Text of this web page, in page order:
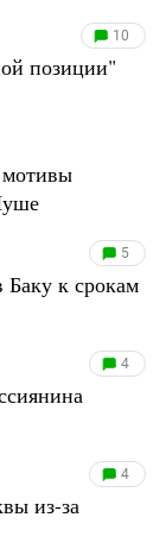
10
позиции"
мотивы
5
Баку к срокам
4
4
из-за